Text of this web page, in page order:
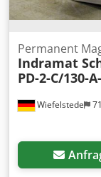
Wiefelstede
Permanent
Indramat
PD-2-C/130-